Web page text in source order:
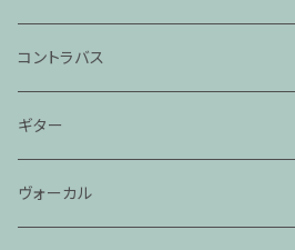
コントラバス
ギター
ヴォーカル